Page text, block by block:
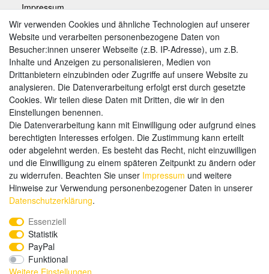
Impressum
Zahlungsarten
Weitere Zahlungsarten:
Kauf auf Rechnung
Vorkasse
Hier sind wir
Wir verwenden Cookies und ähnliche Technologien auf unserer
Website und verarbeiten personenbezogene Daten von
Besucher:innen unserer Webseite (z.B. IP-Adresse), um z.B.
Inhalte und Anzeigen zu personalisieren, Medien von
Drittanbietern einzubinden oder Zugriffe auf unsere Website zu
analysieren. Die Datenverarbeitung erfolgt erst durch gesetzte
Cookies. Wir teilen diese Daten mit Dritten, die wir in den
Einstellungen benennen.
Die Datenverarbeitung kann mit Einwilligung oder aufgrund eines
berechtigten Interesses erfolgen. Die Zustimmung kann erteilt
oder abgelehnt werden. Es besteht das Recht, nicht einzuwilligen
und die Einwilligung zu einem späteren Zeitpunkt zu ändern oder
zu widerrufen. Beachten Sie unser Impressum und weitere
Hinweise zur Verwendung personenbezogener Daten in unserer
Daten­schutz­erklärung.
Essenziell
Statistik
PayPal
Funktional
Weitere Einstellungen